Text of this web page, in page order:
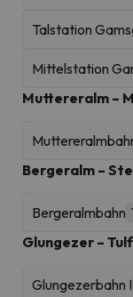
Talstation
Mittelstation
Muttereralm –
Bergeralm –
Bergeralmbahn
Glungezer –
Glungezerbahn I